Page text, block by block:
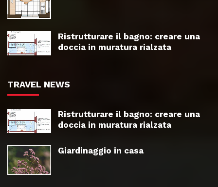
Ristrutturare il bagno: creare una
doccia in muratura rialzata
TRAVEL NEWS
Ristrutturare il bagno: creare una
doccia in muratura rialzata
Giardinaggio in casa